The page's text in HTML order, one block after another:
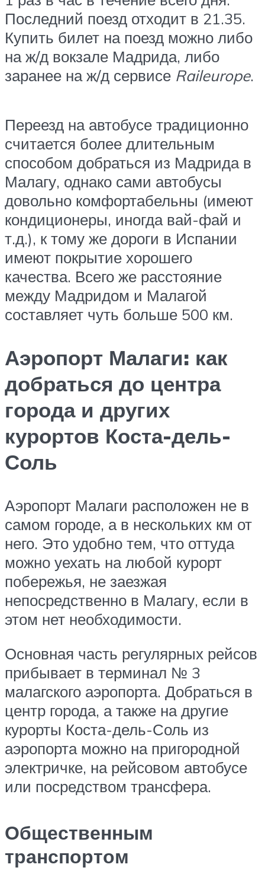
Последний поезд отходит в 21.35.
Купить билет на поезд можно либо
на ж/д вокзале Мадрида, либо
заранее на ж/д сервисе Raileurope.
Переезд на автобусе традиционно
считается более длительным
способом добраться из Мадрида в
Малагу, однако сами автобусы
довольно комфортабельны (имеют
кондиционеры, иногда вай-фай и
т.д.), к тому же дороги в Испании
имеют покрытие хорошего
качества. Всего же расстояние
между Мадридом и Малагой
составляет чуть больше 500 км.
Аэропорт Малаги: как
добраться до центра
города и других
курортов Коста-дель-
Соль
Аэропорт Малаги расположен не в
самом городе, а в нескольких км от
него. Это удобно тем, что оттуда
можно уехать на любой курорт
побережья, не заезжая
непосредственно в Малагу, если в
этом нет необходимости.
Основная часть регулярных рейсов
прибывает в терминал № 3
малагского аэропорта. Добраться в
центр города, а также на другие
курорты Коста-дель-Соль из
аэропорта можно на пригородной
электричке, на рейсовом автобусе
или посредством трансфера.
Общественным
транспортом